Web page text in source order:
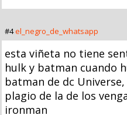
#4el_negro_de_whatsapp
esta viñeta no tiene
hulk y batman cuando
batman de dc
plagio de la de los
ironman